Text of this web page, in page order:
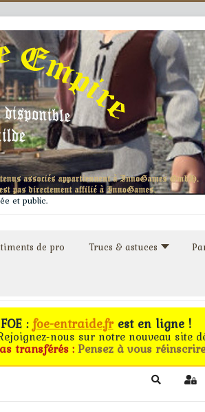
et public.
de pro Trucs & astuces
:foe-entraide.frest en ligne !
nous sur notre nouveau site
transférés :Pensez à vous
Search